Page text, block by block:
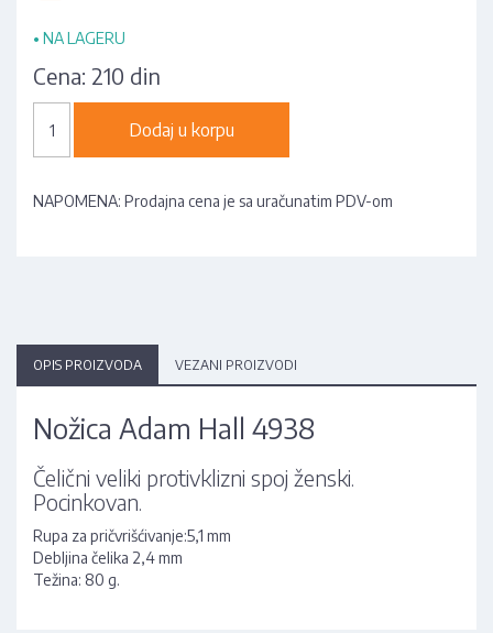
• NA LAGERU
Cena: 210 din
Dodaj u korpu
NAPOMENA: Prodajna cena je sa uračunatim PDV-om
OPIS PROIZVODA VEZANI PROIZVODI
Nožica Adam Hall 4938
Čelični veliki protivklizni spoj ženski.
Pocinkovan.
Rupa za pričvrišćivanje:5,1 mm
Debljina čelika 2,4 mm
Težina: 80 g.